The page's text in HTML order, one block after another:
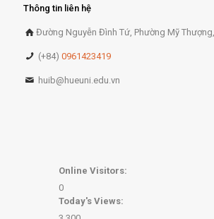
Thông tin liên hệ
Đường Nguyễn Đình Tứ, Phường Mỹ
(+84)0961423419
huib@hueuni.edu.vn
Online Visitors:
0
Today's Views: